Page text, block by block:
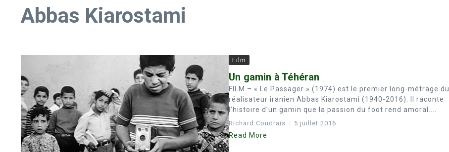
Abbas Kiarostami
Film
Un gamin à Téhéran
FILM – « Le Passager » (1974) est le premier long-métrage du
réalisateur iranien Abbas Kiarostami (1940-2016). Il raconte
l’histoire d’un gamin que la passion du foot rend amoral....
Richard Coudrais 5 juillet 2016
Read More